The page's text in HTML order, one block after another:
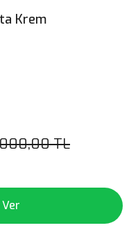
Krem
TL